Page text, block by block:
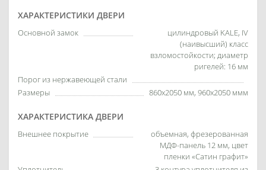
ХАРАКТЕРИСТИКИ ДВЕРИ
Основной замок
цилиндровый KALE, IV
(наивысший) класс
взломостойкости; диаметр
ригелей: 16 мм
Порог из нержавеющей стали
Размеры
860х2050 мм, 960х2050 ммм
ХАРАКТЕРИСТИКА ДВЕРИ
Внешнее покрытие
объемная, фрезерованная
МДФ-панель 12 мм, цвет
пленки «Сатин графит»